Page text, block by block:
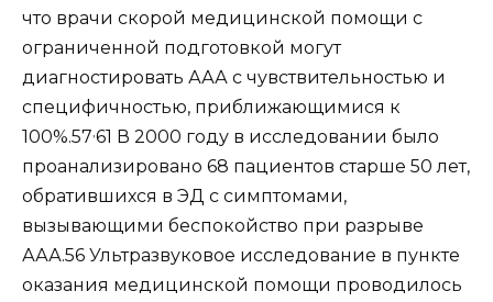
что врачи скорой медицинской помощи с
ограниченной подготовкой могут
диагностировать ААА с чувствительностью и
специфичностью, приближающимися к
100%.57 61 В 2000 году в исследовании было
проанализировано 68 пациентов старше 50 лет,
обратившихся в ЭД с симптомами,
вызывающими беспокойство при разрыве
ААА.56 Ультразвуковое исследование в пункте
оказания медицинской помощи проводилось